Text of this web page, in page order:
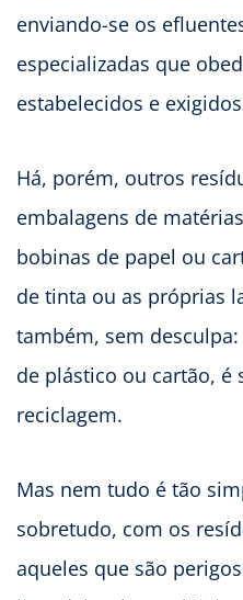
enviando-se os
especializadas que
estabelecidos e
Há, porém, outros
embalagens de
bobinas de papel ou
de tinta ou as próprias
também, sem
de plástico ou cartão, é
reciclagem.
Mas nem tudo é tão
sobretudo, com os
aqueles que são